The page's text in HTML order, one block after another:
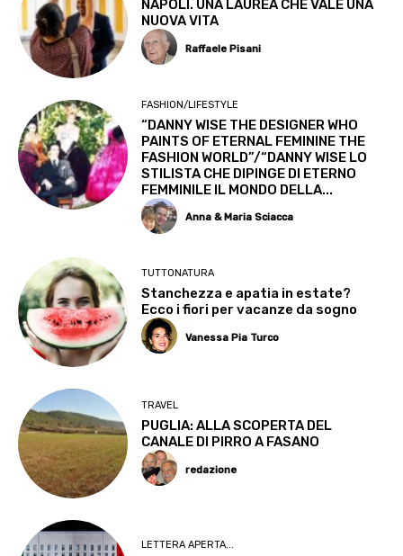
NAPOLI. UNA LAUREA CHE VALE UNA
NUOVA VITA
Raffaele Pisani
FASHION/LIFESTYLE
“DANNY WISE THE DESIGNER WHO
PAINTS OF ETERNAL FEMININE THE
FASHION WORLD”/“DANNY WISE LO
STILISTA CHE DIPINGE DI ETERNO
FEMMINILE IL MONDO DELLA...
Anna & Maria Sciacca
TUTTONATURA
Stanchezza e apatia in estate?
Ecco i fiori per vacanze da sogno
Vanessa Pia Turco
TRAVEL
PUGLIA: ALLA SCOPERTA DEL
CANALE DI PIRRO A FASANO
redazione
LETTERA APERTA...